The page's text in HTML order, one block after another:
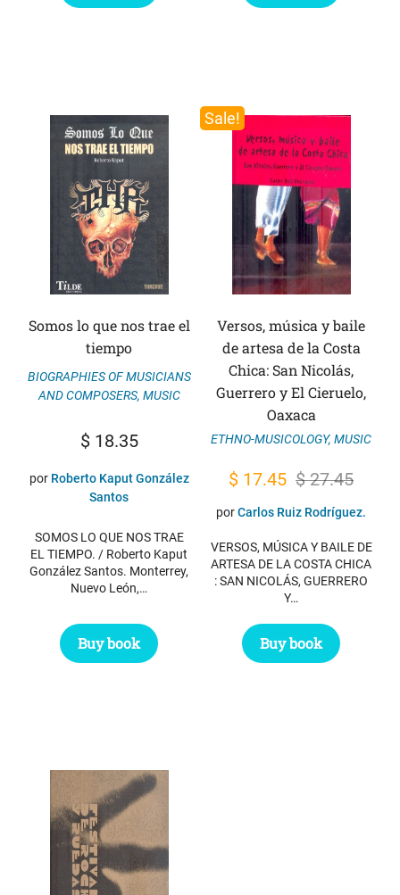
Somos lo que nos trae el
tiempo
BIOGRAPHIES OF MUSICIANS
AND COMPOSERS, MUSIC
$18.35
por Roberto Kaput González
Santos
SOMOS LO QUE NOS TRAE
EL TIEMPO. / Roberto Kaput
González Santos. Monterrey,
Nuevo León,…
Buy book
Sale!
Versos, música y baile
de artesa de la Costa
Chica: San Nicolás,
Guerrero y El Cieruelo,
Oaxaca
ETHNO-MUSICOLOGY, MUSIC
$27.45
Original
price
$ 27.45.
$ 17.45 Current
price
$ 17.45.
porCarlos Ruiz Rodríguez.
VERSOS, MÚSICA Y BAILE DE
ARTESA DE LA COSTA CHICA
: SAN NICOLÁS, GUERRERO
Y…
Buy book